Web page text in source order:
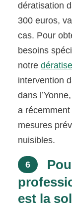
dératisation
300 euros,
cas. Pour
besoins
notre
intervention
dans
a
mesures
nuisibles.
6
est la